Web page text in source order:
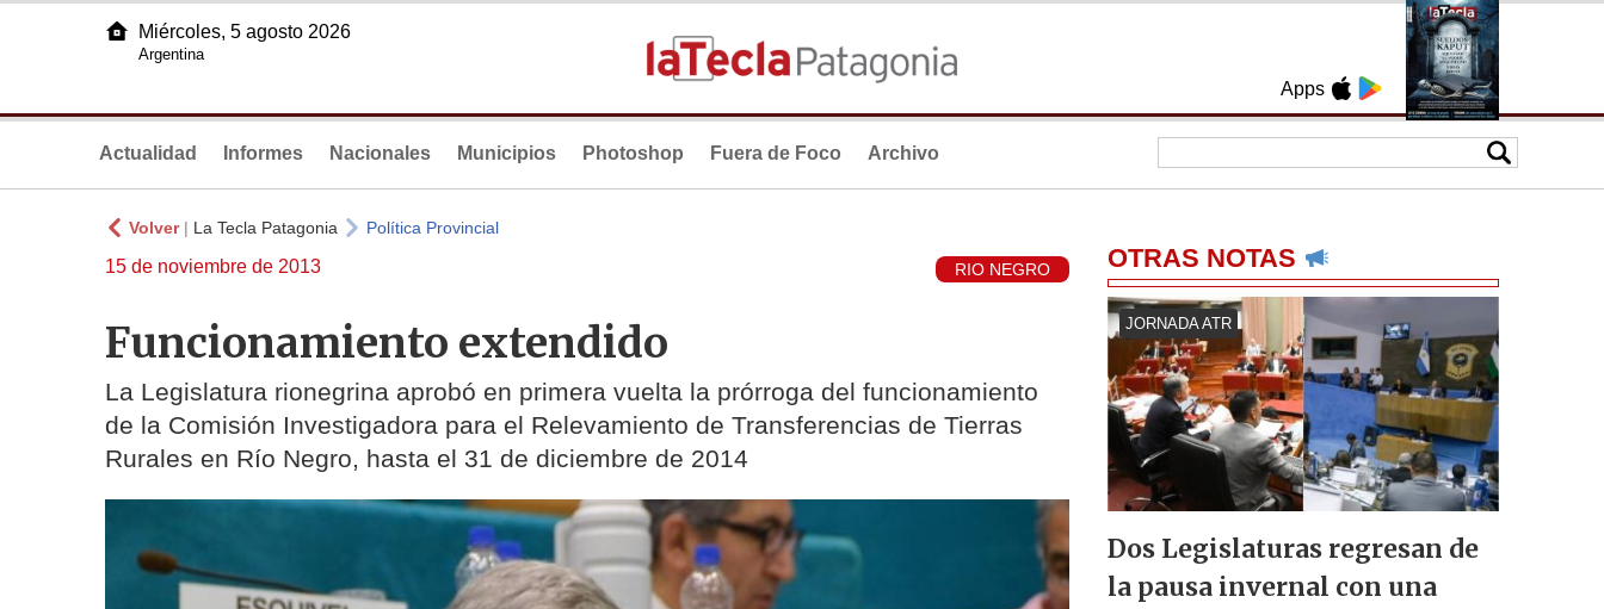
Apps
Miércoles, 5 agosto 2026
Argentina
Actualidad Informes Nacionales Municipios Photoshop Fuera de Foco Archivo
Volver| La Tecla Patagonia Política Provincial
15 de noviembre de 2013 RIO NEGRO
Funcionamiento extendido
La Legislatura rionegrina aprobó en primera vuelta la prórroga del funcionamiento
de la Comisión Investigadora para el Relevamiento de Transferencias de Tierras
Rurales en Río Negro, hasta el 31 de diciembre de 2014
OTRAS NOTAS
JORNADA ATR
Dos Legislaturas regresan de
la pausa invernal con una